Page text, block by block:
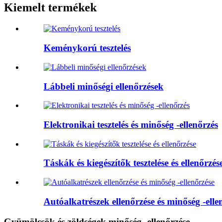
Kiemelt termékek
Keménykorú tesztelés
Lábbeli minőségi ellenőrzések
Elektronikai tesztelés és minőség -ellenőrzés
Táskák és kiegészítők tesztelése és
Autóalkatrészek ellenőrzése és minőség -